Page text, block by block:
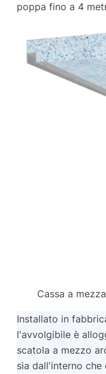
poppa fino a 4
Cassa a
Installato in
l'avvolgibile è
scatola a mezzo
sia dall'interno che